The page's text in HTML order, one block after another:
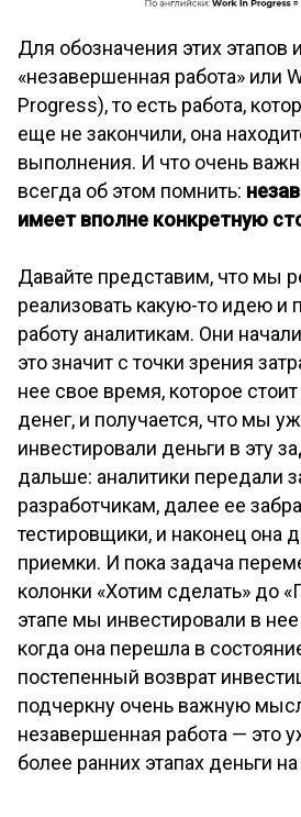
Для обозначения этих этапов
«незавершенная работа» или
Progress), то есть работа,
еще не закончили, она
выполнения. И что очень
всегда об этом помнить:
имеет вполне конкретную
Давайте представим, что мы
реализовать какую-то идею и
работу аналитикам. Они
это значит с точки зрения
нее свое время, которое
денег, и получается, что мы
инвестировали деньги в эту
дальше: аналитики передали
разработчикам, далее ее
тестировщики, и наконец она
приемки. И пока задача
колонки «Хотим сделать» до
этапе мы инвестировали в нее
когда она перешла в
постепенный возврат
подчеркну очень важную
незавершенная работа — это
более ранних этапах деньги